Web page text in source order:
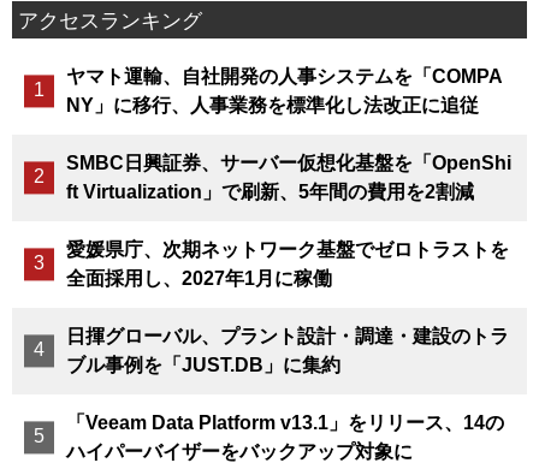
アクセスランキング
ヤマト運輸、自社開発の人事システムを「COMPA
NY」に移行、人事業務を標準化し法改正に追従
SMBC日興証券、サーバー仮想化基盤を「OpenShi
ft Virtualization」で刷新、5年間の費用を2割減
愛媛県庁、次期ネットワーク基盤でゼロトラストを
全面採用し、2027年1月に稼働
日揮グローバル、プラント設計・調達・建設のトラ
ブル事例を「JUST.DB」に集約
「Veeam Data Platform v13.1」をリリース、14の
ハイパーバイザーをバックアップ対象に